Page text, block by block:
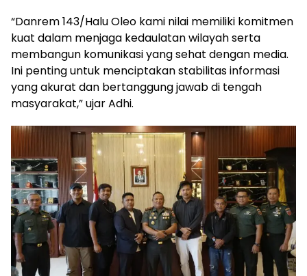
“Danrem 143/Halu Oleo kami nilai memiliki komitmen
kuat dalam menjaga kedaulatan wilayah serta
membangun komunikasi yang sehat dengan media.
Ini penting untuk menciptakan stabilitas informasi
yang akurat dan bertanggung jawab di tengah
masyarakat,” ujar Adhi.